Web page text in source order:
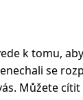
k tomu,
se
Můžete